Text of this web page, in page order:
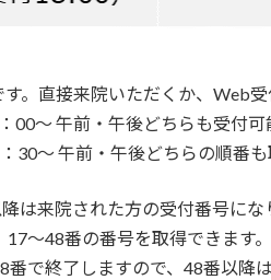
。直接来院いただくか、Web受
00～ 午前・午後どちらも受付可
：30～ 午前・午後どちらの順番
は来院された方の受付番号にな
～48番の番号を取得できます。
で終了しますので、48番以降